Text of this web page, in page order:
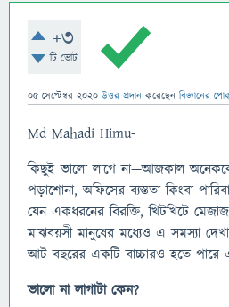
+3
টি ভোট
05 সেপ্টেম্বর 2020 উত্তর প্রদান করেছেনবিজ্ঞানের
Md Mahadi Himu-
কিছুই ভালো লাগে না—আজকাল
পড়াশোনা, অফিসের ব্যস্ততা কিংবা
যেন একধরনের বিরক্তি, খিটখিটে
মাঝবয়সী মানুষের মধ্যেও এ সমস্যা
আট বছরের একটি বাচ্চারও হতে পারে
ভালো না লাগাটা কেন?